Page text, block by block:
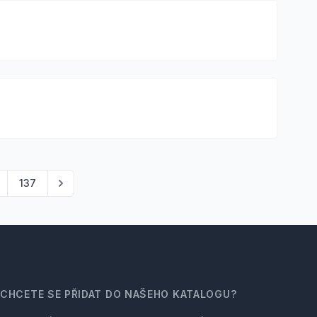
137
CHCETE SE PŘIDAT DO NAŠEHO KATALOGU?